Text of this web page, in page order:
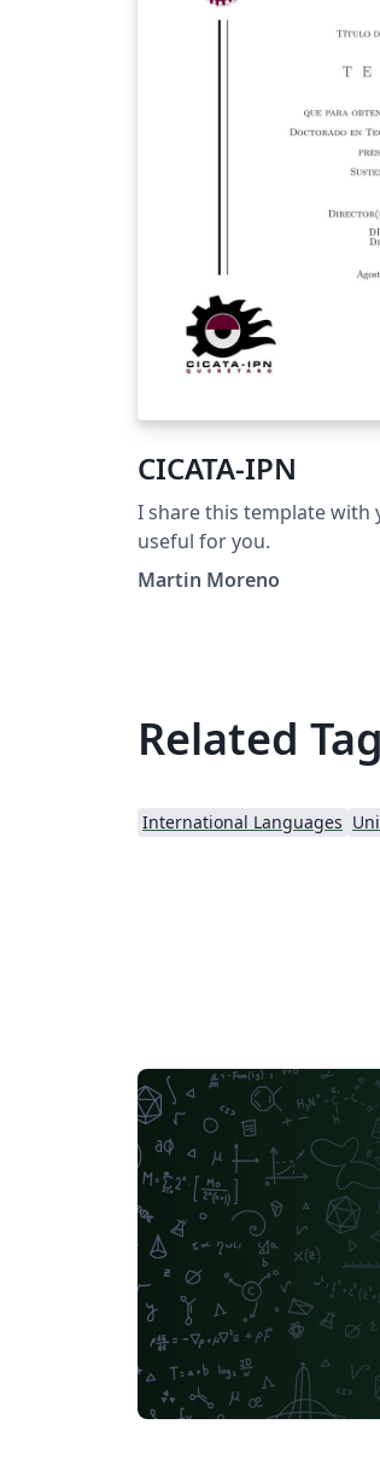
CICATA-IPN
I share this template with
useful for you.
Martin Moreno
Related
International Languages